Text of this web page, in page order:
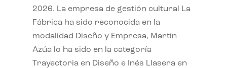
2026. La empresa de gestión cultural La
Fábrica ha sido reconocida en la
modalidad Diseño y Empresa, Martín
Azúa lo ha sido en la categoría
Trayectoria en Diseño e Inés Llasera en